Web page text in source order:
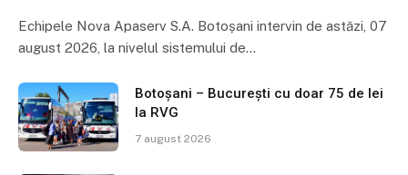
Echipele Nova Apaserv S.A. Botoșani intervin de astăzi, 07
august 2026, la nivelul sistemului de…
Botoșani – București cu doar 75 de lei
la RVG
7 august 2026